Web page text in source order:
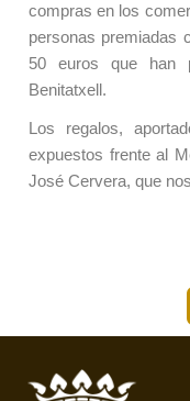
compras en los
personas premiadas
50 euros que han
Benitatxell.
Los regalos,
expuestos frente al
José Cervera, que